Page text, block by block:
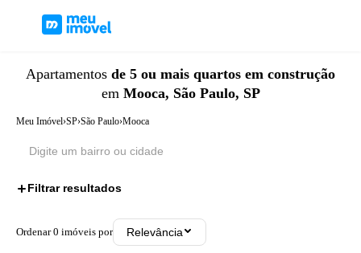
Apartamentos de 5 ou mais quartos em construção
em Mooca, São Paulo, SP
Meu Imóvel›SP›São Paulo›Mooca
Filtrar resultados
Ordenar0 imóveis por Relevância